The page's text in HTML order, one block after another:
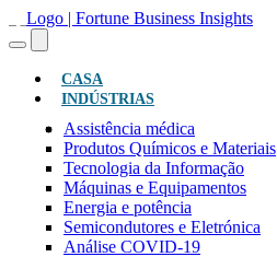
CASA
INDÚSTRIAS
Assistência médica
Produtos Químicos e Materiais
Tecnologia da Informação
Máquinas e Equipamentos
Energia e potência
Semicondutores e Eletrónica
Análise COVID-19